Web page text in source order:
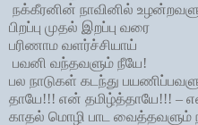
நக்கீரனின் நாவினில்
பிறப்பு முதல் இறப்பு வரை
பரிணாம வளர்ச்சியாய்
பவனி வந்தவளும் நீயே!
பல நாடுகள் கடந்து
தாயே!!! என் தமிழ்த்தாயே!!! –
காதல் மொழி பாட வைத்தவளும்